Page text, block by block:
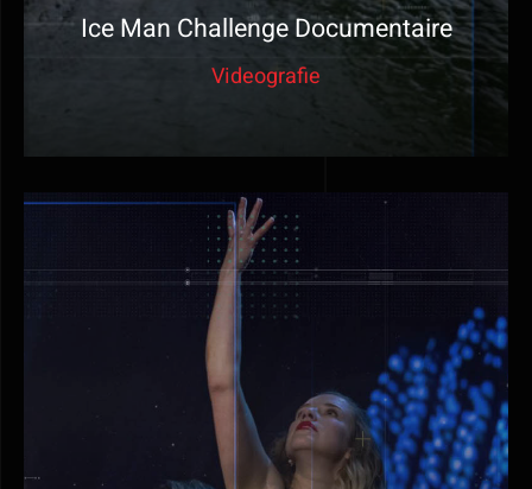
Ice Man Challenge Documentaire
Videografie